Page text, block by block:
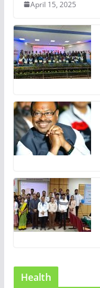
April 15, 2025
Health